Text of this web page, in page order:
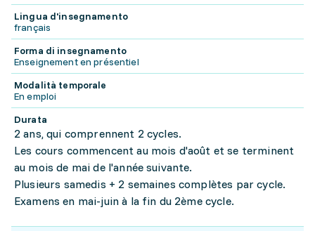
Lingua d'insegnamento
français
Forma di insegnamento
Enseignement en présentiel
Modalità temporale
En emploi
Durata
2 ans, qui comprennent 2 cycles.
Les cours commencent au mois d'août et se terminent
au mois de mai de l'année suivante.
Plusieurs samedis + 2 semaines complètes par cycle.
Examens en mai-juin à la fin du 2ème cycle.